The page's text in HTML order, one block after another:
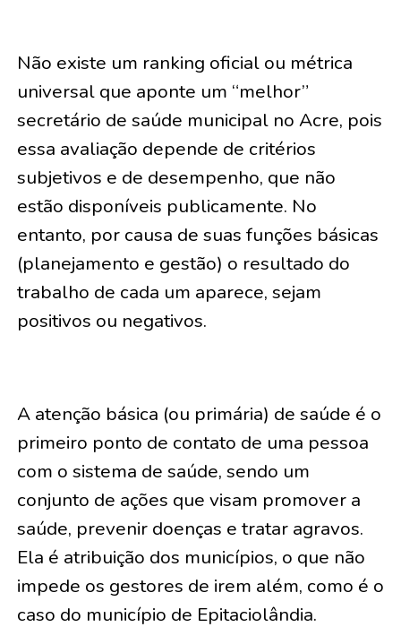
Não existe um ranking oficial ou métrica
universal que aponte um “melhor”
secretário de saúde municipal no Acre, pois
essa avaliação depende de critérios
subjetivos e de desempenho, que não
estão disponíveis publicamente. No
entanto, por causa de suas funções básicas
(planejamento e gestão) o resultado do
trabalho de cada um aparece, sejam
positivos ou negativos.
A atenção básica (ou primária) de saúde é o
primeiro ponto de contato de uma pessoa
com o sistema de saúde, sendo um
conjunto de ações que visam promover a
saúde, prevenir doenças e tratar agravos.
Ela é atribuição dos municípios, o que não
impede os gestores de irem além, como é o
caso do município de Epitaciolândia.